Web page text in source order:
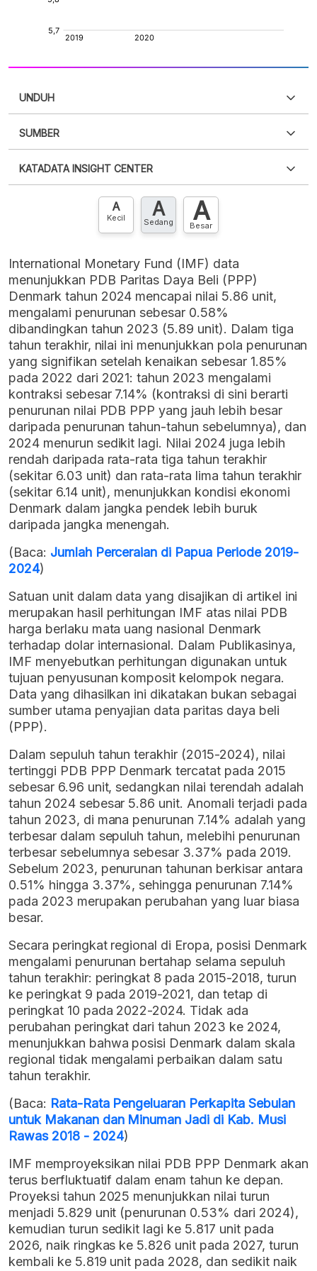
UNDUH
XLS
SUMBER
punya akun?Silakan Daftar sekarang
KATADATA INSIGHT CENTER
Hubungi sekarang »
A
Kecil A
Sedang A
Besar
International Monetary Fund (IMF) data
menunjukkan PDB Paritas Daya Beli (PPP)
Denmark tahun 2024 mencapai nilai 5.86 unit,
mengalami penurunan sebesar 0.58%
dibandingkan tahun 2023 (5.89 unit). Dalam tiga
tahun terakhir, nilai ini menunjukkan pola penurunan
yang signifikan setelah kenaikan sebesar 1.85%
pada 2022 dari 2021: tahun 2023 mengalami
kontraksi sebesar 7.14% (kontraksi di sini berarti
penurunan nilai PDB PPP yang jauh lebih besar
daripada penurunan tahun-tahun sebelumnya), dan
2024 menurun sedikit lagi. Nilai 2024 juga lebih
rendah daripada rata-rata tiga tahun terakhir
(sekitar 6.03 unit) dan rata-rata lima tahun terakhir
(sekitar 6.14 unit), menunjukkan kondisi ekonomi
Denmark dalam jangka pendek lebih buruk
daripada jangka menengah.
(Baca: Jumlah Perceraian di Papua Periode 2019-
2024)
Satuan unit dalam data yang disajikan di artikel ini
merupakan hasil perhitungan IMF atas nilai PDB
harga berlaku mata uang nasional Denmark
terhadap dolar internasional. Dalam Publikasinya,
IMF menyebutkan perhitungan digunakan untuk
tujuan penyusunan komposit kelompok negara.
Data yang dihasilkan ini dikatakan bukan sebagai
sumber utama penyajian data paritas daya beli
(PPP).
Dalam sepuluh tahun terakhir (2015-2024), nilai
tertinggi PDB PPP Denmark tercatat pada 2015
sebesar 6.96 unit, sedangkan nilai terendah adalah
tahun 2024 sebesar 5.86 unit. Anomali terjadi pada
tahun 2023, di mana penurunan 7.14% adalah yang
terbesar dalam sepuluh tahun, melebihi penurunan
terbesar sebelumnya sebesar 3.37% pada 2019.
Sebelum 2023, penurunan tahunan berkisar antara
0.51% hingga 3.37%, sehingga penurunan 7.14%
pada 2023 merupakan perubahan yang luar biasa
besar.
Secara peringkat regional di Eropa, posisi Denmark
mengalami penurunan bertahap selama sepuluh
tahun terakhir: peringkat 8 pada 2015-2018, turun
ke peringkat 9 pada 2019-2021, dan tetap di
peringkat 10 pada 2022-2024. Tidak ada
perubahan peringkat dari tahun 2023 ke 2024,
menunjukkan bahwa posisi Denmark dalam skala
regional tidak mengalami perbaikan dalam satu
tahun terakhir.
(Baca: Rata-Rata Pengeluaran Perkapita Sebulan
untuk Makanan dan Minuman Jadi di Kab. Musi
Rawas 2018 - 2024)
IMF memproyeksikan nilai PDB PPP Denmark akan
terus berfluktuatif dalam enam tahun ke depan.
Proyeksi tahun 2025 menunjukkan nilai turun
menjadi 5.829 unit (penurunan 0.53% dari 2024),
kemudian turun sedikit lagi ke 5.817 unit pada
2026, naik ringkas ke 5.826 unit pada 2027, turun
kembali ke 5.819 unit pada 2028, dan sedikit naik